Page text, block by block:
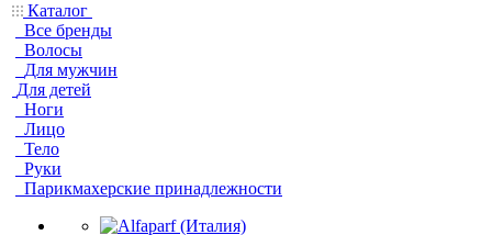
Каталог
Все бренды
Волосы
Для мужчин
Для детей
Ноги
Лицо
Тело
Руки
Парикмахерские принадлежности